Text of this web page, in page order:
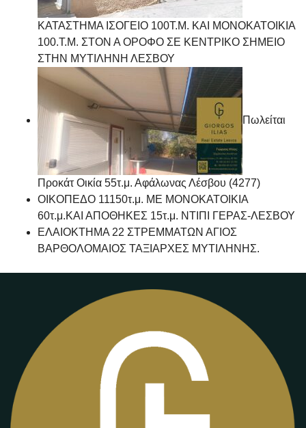
ΚΑΤΑΣΤΗΜΑ ΙΣΟΓΕΙΟ 100Τ.Μ. ΚΑΙ ΜΟΝΟΚΑΤΟΙΚΙΑ
100.Τ.Μ. ΣΤΟΝ Α ΟΡΟΦΟ ΣΕ ΚΕΝΤΡΙΚΟ ΣΗΜΕΙΟ
ΣΤΗΝ ΜΥΤΙΛΗΝΗ ΛΕΣΒΟΥ
Πωλείται
Προκάτ Οικία 55τ.μ. Αφάλωνας Λέσβου (4277)
ΟΙΚΟΠΕΔΟ 11150τ.μ. ΜΕ ΜΟΝΟΚΑΤΟΙΚΙΑ
60τ.μ.ΚΑΙ ΑΠΟΘΗΚΕΣ 15τ.μ. ΝΤΙΠΙ ΓΕΡΑΣ-ΛΕΣΒΟΥ
ΕΛΑΙΟΚΤΗΜΑ 22 ΣΤΡΕΜΜΑΤΩΝ ΑΓΙΟΣ
ΒΑΡΘΟΛΟΜΑΙΟΣ ΤΑΞΙΑΡΧΕΣ ΜΥΤΙΛΗΝΗΣ.